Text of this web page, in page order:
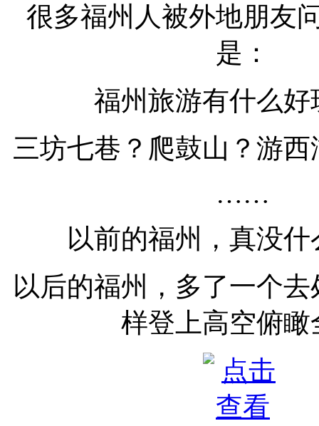
很多福州人被外地朋友
是：
福州旅游有什么好
三坊七巷？爬鼓山？游
……
以前的福州，真没
以后的福州，多了一个
样登上高空俯瞰